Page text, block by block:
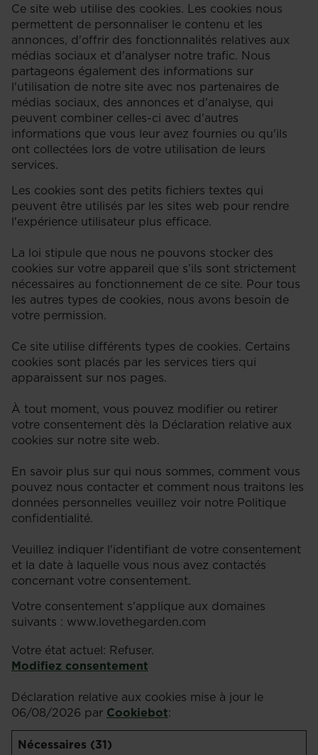
Ce site web utilise des cookies. Les cookies nous
permettent de personnaliser le contenu et les
annonces, d'offrir des fonctionnalités relatives aux
médias sociaux et d'analyser notre trafic. Nous
partageons également des informations sur
l'utilisation de notre site avec nos partenaires de
médias sociaux, des annonces et d'analyse, qui
peuvent combiner celles-ci avec d'autres
informations que vous leur avez fournies ou qu'ils
ont collectées lors de votre utilisation de leurs
services.
Les cookies sont des petits fichiers textes qui
peuvent être utilisés par les sites web pour rendre
l'expérience utilisateur plus efficace.
La loi stipule que nous ne pouvons stocker des
cookies sur votre appareil que s’ils sont strictement
nécessaires au fonctionnement de ce site. Pour tous
les autres types de cookies, nous avons besoin de
votre permission.
Ce site utilise différents types de cookies. Certains
cookies sont placés par les services tiers qui
apparaissent sur nos pages.
À tout moment, vous pouvez modifier ou retirer
votre consentement dès la Déclaration relative aux
cookies sur notre site web.
En savoir plus sur qui nous sommes, comment vous
pouvez nous contacter et comment nous traitons les
données personnelles veuillez voir notre Politique
confidentialité.
Veuillez indiquer l'identifiant de votre consentement
et la date à laquelle vous nous avez contactés
concernant votre consentement.
Votre consentement s'applique aux domaines
suivants : www.lovethegarden.com
Votre état ​​actuel: Refuser.
Modifiez consentement
Déclaration relative aux cookies mise à jour le
06/08/2026 par Cookiebot:
Nécessaires (31)